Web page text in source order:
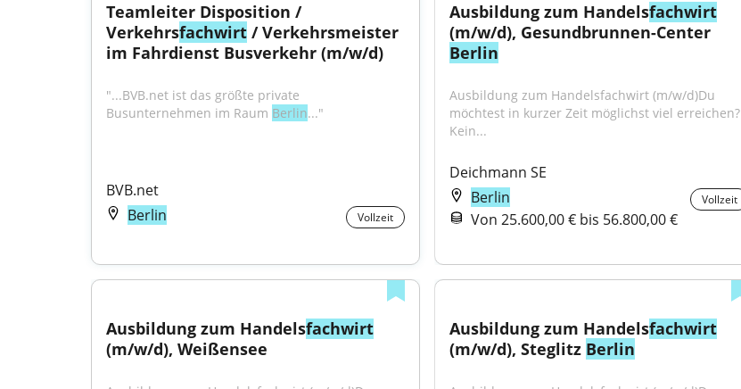
Teamleiter Disposition /
Verkehrsfachwirt / Verkehrsmeister
im Fahrdienst Busverkehr (m/w/d)
"...BVB.net ist das größte private
Busunternehmen im Raum Berlin..."
BVB.net
Berlin
Vollzeit
Ausbildung zum Handelsfachwirt
Berlin
Ausbildung zum Handelsfachwirt (m/w/d)Du
möchtest in kurzer Zeit möglichst viel erreichen?
Kein...
Deichmann SE
Berlin
Vollzeit
Von 25.600,00 € bis 56.800,00 €
Ausbildung zum Handelsfachwirt
(m/w/d), Weißensee
Ausbildung zum Handelsfachwirt
(m/w/d), Steglitz Berlin